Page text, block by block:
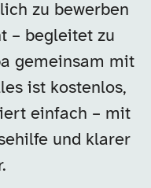
zu bewerben
– begleitet zu
gemeinsam mit
ist kostenlos,
einfach – mit
und klarer